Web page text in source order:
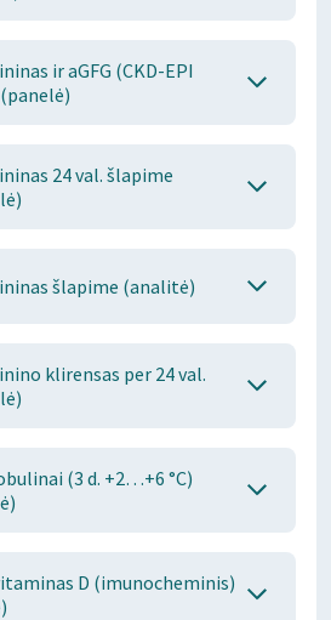
ir aGFG (CKD-EPI
24 val. šlapime
šlapime (analitė)
klirensas per 24 val.
(3 d. +2…+6 °C)
D (imunocheminis)